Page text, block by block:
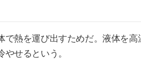
熱を運び出すためだ。液体を高
せるという。